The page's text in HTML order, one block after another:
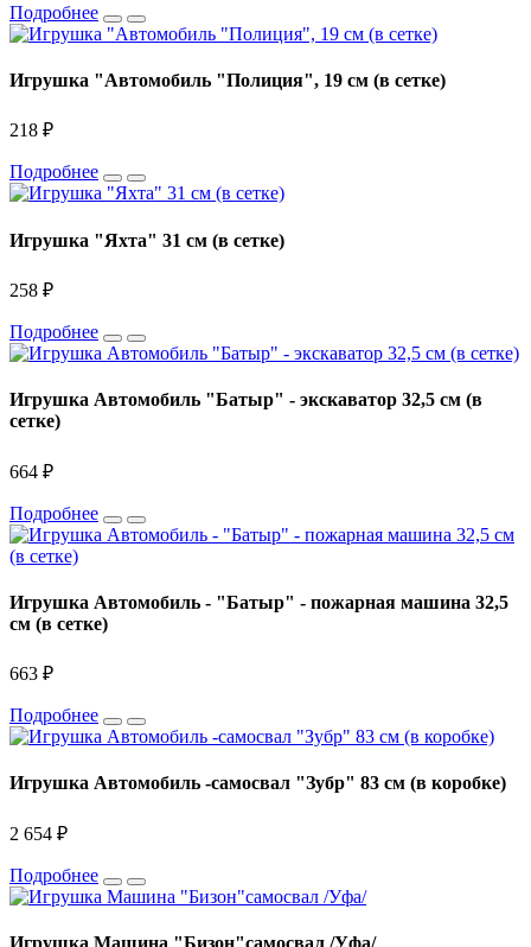
Подробнее
Игрушка "Автомобиль "Полиция", 19 см (в сетке)
218 ₽
Подробнее
Игрушка "Яхта" 31 см (в сетке)
258 ₽
Подробнее
Игрушка Автомобиль "Батыр" - экскаватор 32,5 см (в
сетке)
664 ₽
Подробнее
Игрушка Автомобиль - "Батыр" - пожарная машина 32,5
см (в сетке)
663 ₽
Подробнее
Игрушка Автомобиль -самосвал "Зубр" 83 см (в коробке)
2 654 ₽
Подробнее
Игрушка Машина "Бизон"самосвал /Уфа/